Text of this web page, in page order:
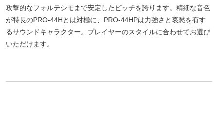
攻撃的なフォルテシモまで安定したピッチを誇ります。精細な音色
が特長のPRO-44Hとは対極に、PRO-44HPは力強さと哀愁を有す
るサウンドキャラクター。プレイヤーのスタイルに合わせてお選び
いただけます。